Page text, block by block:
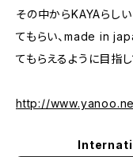
その中からKAYAらし
てもらい、made in
てもらえるように目指し
http://